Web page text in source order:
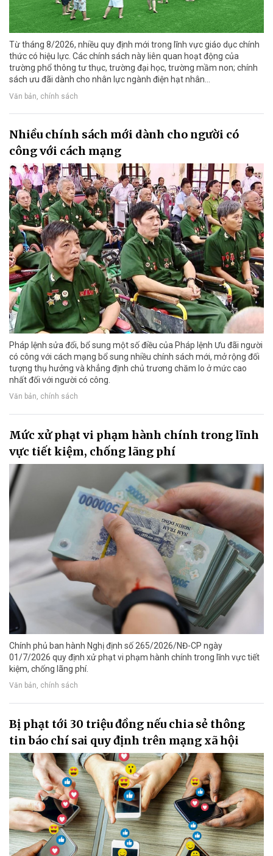
Từ tháng 8/2026, nhiều quy định mới trong lĩnh vực giáo dục chính
thức có hiệu lực. Các chính sách này liên quan hoạt động của
trường phổ thông tư thục, trường đại học, trường mầm non; chính
sách ưu đãi dành cho nhân lực ngành điện hạt nhân...
Văn bản, chính sách
Nhiều chính sách mới dành cho người có
công với cách mạng
Pháp lệnh sửa đổi, bổ sung một số điều của Pháp lệnh Ưu đãi người
có công với cách mạng bổ sung nhiều chính sách mới, mở rộng đối
tượng thụ hưởng và khẳng định chủ trương chăm lo ở mức cao
nhất đối với người có công.
Văn bản, chính sách
Mức xử phạt vi phạm hành chính trong lĩnh
vực tiết kiệm, chống lãng phí
Chính phủ ban hành Nghị định số 265/2026/NĐ-CP ngày
01/7/2026 quy định xử phạt vi phạm hành chính trong lĩnh vực tiết
kiệm, chống lãng phí.
Văn bản, chính sách
Bị phạt tới 30 triệu đồng nếu chia sẻ thông
tin báo chí sai quy định trên mạng xã hội